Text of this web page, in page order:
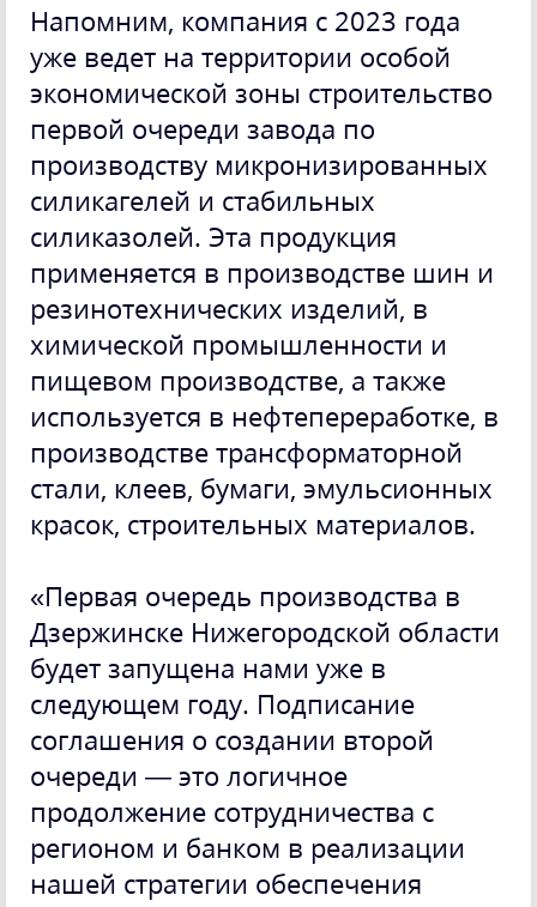
Напомним, компания с 2023 года
уже ведет на территории особой
экономической зоны строительство
первой очереди завода по
производству микронизированных
силикагелей и стабильных
силиказолей. Эта продукция
применяется в производстве шин и
резинотехнических изделий, в
химической промышленности и
пищевом производстве, а также
используется в нефтепереработке, в
производстве трансформаторной
стали, клеев, бумаги, эмульсионных
красок, строительных материалов.
«Первая очередь производства в
Дзержинске Нижегородской области
будет запущена нами уже в
следующем году. Подписание
соглашения о создании второй
очереди — это логичное
продолжение сотрудничества с
регионом и банком в реализации
нашей стратегии обеспечения